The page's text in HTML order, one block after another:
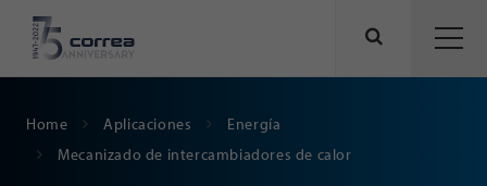
Home Aplicaciones
Energía
Mecanizado de intercambiadores de calor